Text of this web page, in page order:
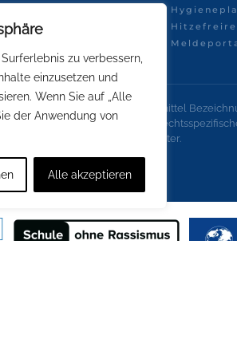
zu verbessern,
einzusetzen und
Wenn Sie auf „Alle
der Anwendung von
Alle akzeptieren
unserer Kommunikationsmittel
Lesbarkeit nicht in
für alle Geschlechter.